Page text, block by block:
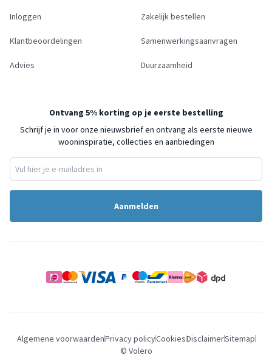
Inloggen
Klantbeoordelingen
Advies
Zakelijk bestellen
Samenwerkingsaanvragen
Duurzaamheid
Ontvang 5% korting op je eerste bestelling
Schrijf je in voor onze nieuwsbrief en ontvang als eerste nieuwe
wooninspiratie, collecties en aanbiedingen
Aanmelden
Algemene voorwaardenPrivacy policyCookiesDisclaimerSitemap
© Volero